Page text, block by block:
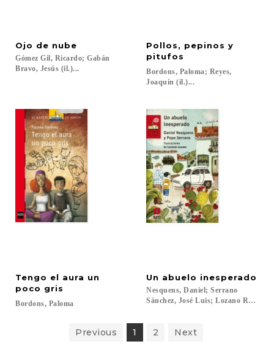
Ojo de nube
Gómez Gil, Ricardo; Gabán
Bravo, Jesús (il.)...
Pollos, pepinos y
pitufos
Bordons, Paloma; Reyes,
Joaquín (il.)...
Tengo el aura un
poco gris
Bordons, Paloma
Un abuelo inesperado
Nesquens, Daniel; Serrano
Sánchez, José Luis; Lozano Raya,
Previous 1 2 Next